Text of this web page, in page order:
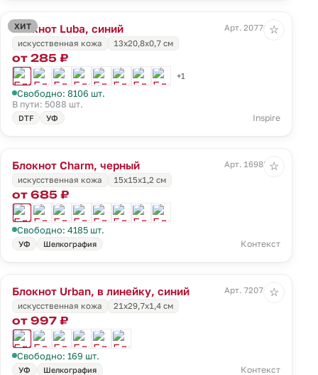
ХИТ
Блокнот Luba, синий
Арт. 20770.40
искусственная кожа
13х20,8х0,7 см
от 285 ₽
+1
Свободно: 8106 шт.
В пути: 5088 шт.
DTF УФ Inspire
☆
Блокнот Charm, черный
Арт. 16985.30
искусственная кожа
15х15х1,2 см
от 685 ₽
Свободно: 4185 шт.
УФ Шелкография Контекст
☆
Блокнот Urban, в линейку, синий
Арт. 72074.40
искусственная кожа
21х29,7х1,4 см
от 997 ₽
Свободно: 169 шт.
УФ Шелкография Контекст
☆